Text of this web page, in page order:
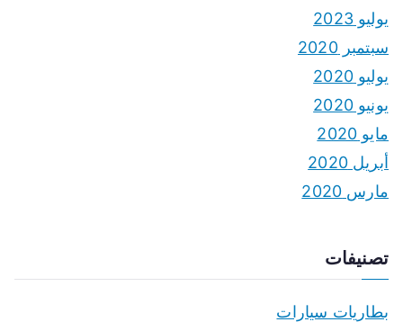
يوليو 2023
سبتمبر 2020
يوليو 2020
يونيو 2020
مايو 2020
أبريل 2020
مارس 2020
تصنيفات
بطاريات سيارات